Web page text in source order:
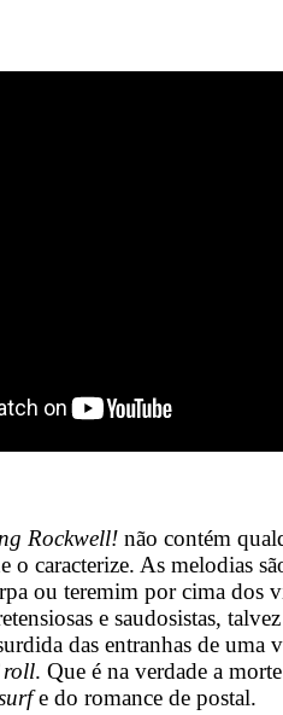
Rockwell! não contém
o caracterize. As melodias
ou teremim por cima dos
e saudosistas,
das entranhas de
roll. Que é na verdade a
e do romance de postal.